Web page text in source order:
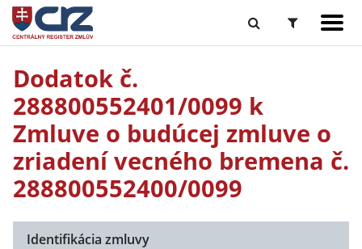
Dodatok č.
288800552401/0099 k
Zmluve o budúcej zmluve o
zriadení vecného bremena č.
288800552400/0099
Identifikácia zmluvy